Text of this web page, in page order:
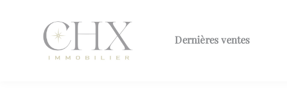
Dernières ventes